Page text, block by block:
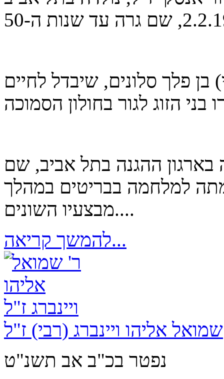
בן פלך סלונים, שיבדל לחיים
ההגנה בתל אביב, שם
למלחמה בבריטים במהלך
מבצעיו השונים....
להמשך קריאה...
שמואל אליהו ויינברג (רבי) ז"ל
נפטר בכ"ב אב תשנ"ט